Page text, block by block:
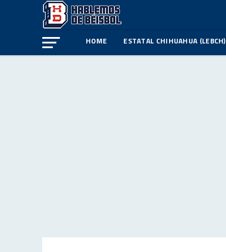
HOME ESTATAL CHIHUAHUA (LEBCH)